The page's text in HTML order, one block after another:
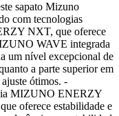
sapato Mizuno
com tecnologias
NXT, que oferece
WAVE integrada
um nível excepcional de
a parte superior em
ótimos. -
MIZUNO ENERZY
oferece estabilidade e